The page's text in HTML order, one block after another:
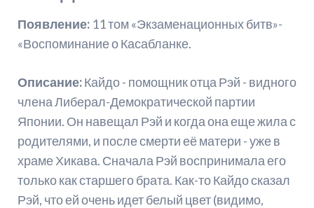
Появление: 11 том «Экзаменационных битв»-
«Воспоминание о Касабланке.
Описание:Кайдо - помощник отца Рэй - видного
члена Либерал-Демократической партии
Японии. Он навещал Рэй и когда она еще жила с
родителями, и после смерти её матери - уже в
храме Хикава. Сначала Рэй воспринимала его
только как старшего брата. Как-то Кайдо сказал
Рэй, что ей очень идет белый цвет (видимо,